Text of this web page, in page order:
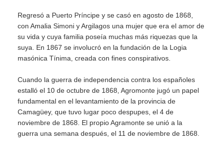
Regresó a Puerto Príncipe y se casó en agosto de 1868,
con Amalia Simoni y Argilagos una mujer que era el amor de
su vida y cuya familia poseía muchas más riquezas que la
suya. En 1867 se involucró en la fundación de la Logia
masónica Tínima, creada con fines conspirativos.
Cuando la guerra de independencia contra los españoles
estalló el 10 de octubre de 1868, Agromonte jugó un papel
fundamental en el levantamiento de la provincia de
Camagüey, que tuvo lugar poco despupes, el 4 de
noviembre de 1868. El propio Agramonte se unió a la
guerra una semana después, el 11 de noviembre de 1868.